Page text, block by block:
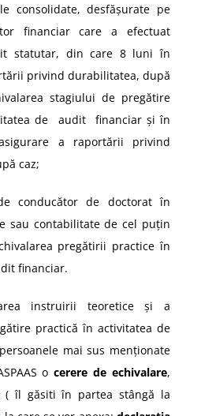
consolidate, desfăşurate pe
financiar care a efectuat
statutar, din care 8 luni în
privind durabilitatea, după
stagiului de pregătire
de audit financiar şi în
a raportării privind
caz;
conducător de doctorat în
sau contabilitate de cel puţin
pregătirii practice în
financiar.
instruirii teoretice și a
practică în activitatea de
mai sus menționate
ocerere de echivalare,
( îl găsiti în partea stângă la